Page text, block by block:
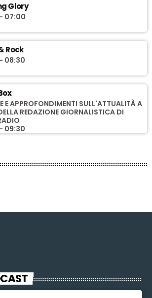
Glory
07:00
Rock
08:30
E APPROFONDIMENTI SULL'ATTUALITÀ A
REDAZIONE GIORNALISTICA DI
09:30